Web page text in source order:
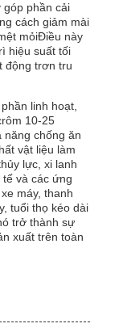
phần cải
cách giảm mài
mỏiĐiều này
hiệu suất tối
động trơn tru
linh hoạt,
10-25
năng chống ăn
vật liệu làm
lực, xi lanh
và các ứng
máy, thanh
tuổi thọ kéo dài
trở thành sự
xuất trên toàn